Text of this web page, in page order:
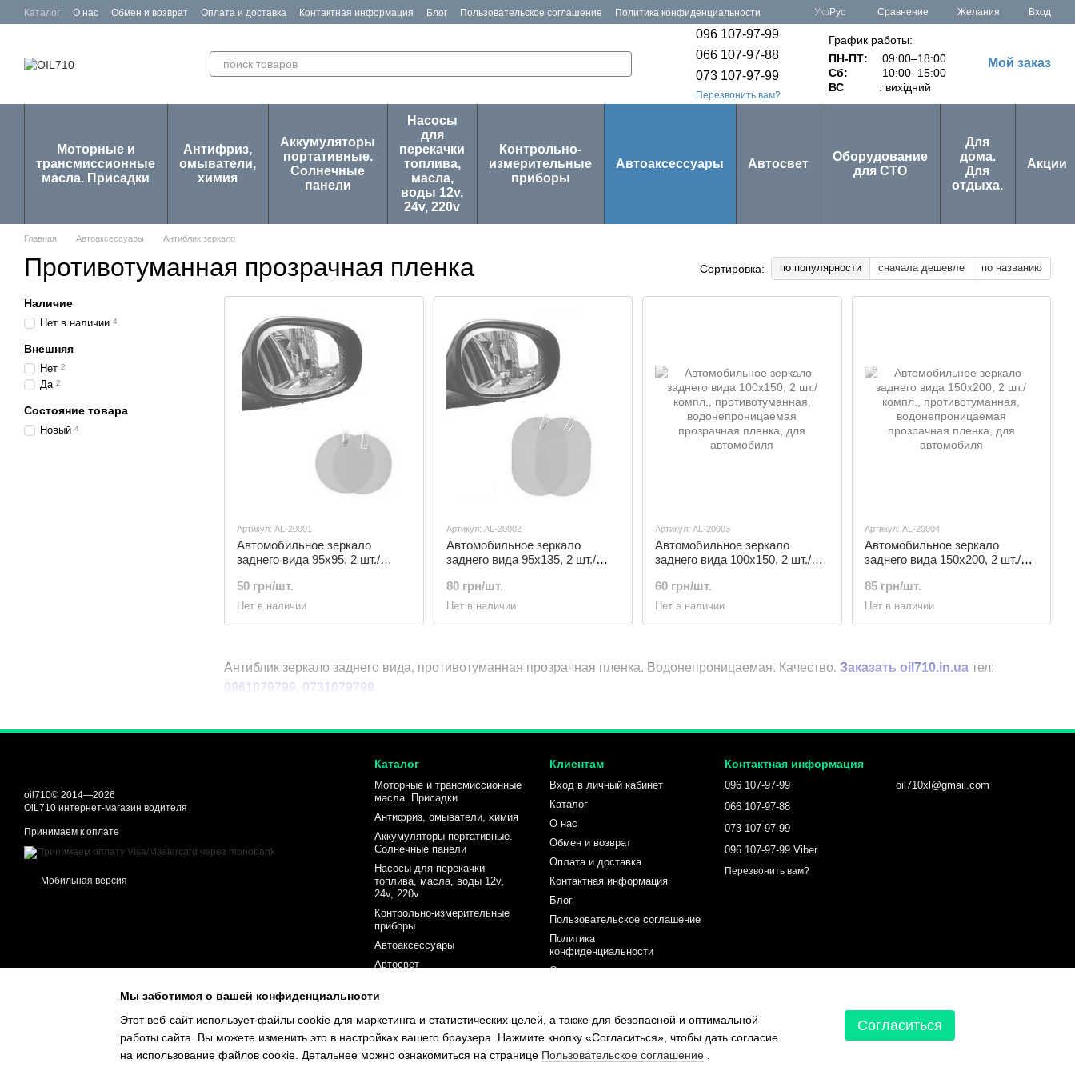
Перейти к основному контенту
Каталог О нас Обмен и возврат Оплата и доставка Контактная информация Блог Пользовательское соглашение
Политика конфиденциальности
Укр Рус Сравнение Желания Вход
096 107-97-99
066 107-97-88
073 107-97-99
Перезвонить вам?
График работы:
ПН-ПТ:
09:00–18:00
Сб:
10:00–15:00
ВС
: вихідний
Мой заказ
Моторные и
трансмиссионные
масла. Присадки
Антифриз,
омыватели,
химия
Аккумуляторы
портативные.
Солнечные
панели
Насосы
для
перекачки
топлива,
масла,
воды 12v,
24v, 220v
Контрольно-
измерительные
приборы
Автоаксессуары Автосвет
Оборудование
для СТО
Для
дома.
Для
отдыха.
Акции
Главная Автоаксессуары Антиблик зеркало
Противотуманная прозрачная пленка Сортировка: по популярности сначала дешевле по названию
Антиблик зеркало заднего вида, противотуманная прозрачная пленка. Водонепроницаемая. Качество. Заказать oil710.in.ua тел:
0961079799, 0731079799
Артикул: AL-20001
Автомобильное зеркало
заднего вида 95х95, 2 шт./
водонепроницаемая
прозрачная пленка, для
50 грн/шт.
Нет в наличии
Артикул: AL-20002
Автомобильное зеркало
заднего вида 95х135, 2 шт./
водонепроницаемая
прозрачная пленка, для
80 грн/шт.
Нет в наличии
Артикул: AL-20003
Автомобильное зеркало
заднего вида 100х150, 2 шт./
водонепроницаемая
прозрачная пленка, для
60 грн/шт.
Нет в наличии
Артикул: AL-20004
Автомобильное зеркало
заднего вида 150х200, 2 шт./
водонепроницаемая
прозрачная пленка, для
85 грн/шт.
Нет в наличии
Наличие
Нет в наличии 4
Внешняя
Нет 2
Да 2
Состояние товара
Новый 4
oil710© 2014—2026
OiL710 интернет-магазин водителя
Принимаем к оплате
Мобильная версия
Каталог
Моторные и трансмиссионные
масла. Присадки
Антифриз, омыватели, химия
Аккумуляторы портативные.
Солнечные панели
Насосы для перекачки
топлива, масла, воды 12v,
24v, 220v
Контрольно-измерительные
приборы
Автоаксессуары
Автосвет
Для дома. Для отдыха.
Акции
Клиентам
Вход в личный кабинет
Каталог
О нас
Обмен и возврат
Оплата и доставка
Контактная информация
Блог
Пользовательское соглашение
Политика
конфиденциальности
Отзывы о магазине
Контактная информация
096 107-97-99
066 107-97-88
073 107-97-99
096 107-97-99 Viber
Перезвонить вам?
oil710xl@gmail.com
Мы заботимся о вашей конфиденциальности
Этот веб-сайт использует файлы cookie для маркетинга и статистических целей, а также для безопасной и оптимальной
работы сайта. Вы можете изменить это в настройках вашего браузера. Нажмите кнопку «Согласиться», чтобы дать согласие
на использование файлов cookie. Детальнее можно ознакомиться на странице Пользовательское соглашение
Согласиться